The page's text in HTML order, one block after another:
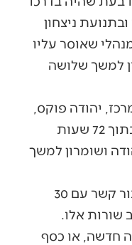
ניצחון
שאוסר עליו
למשך שלושה
יהודה פוקס,
מורה לזארוג לעזוב את ביתו בתוך 72 שעות
ושומרון למשך
בנוסף, אוסר הצו על זארוג ליצור קשר עם 30
שורות אלו.
חדשה, או כסף